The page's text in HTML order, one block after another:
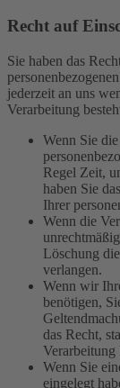
Recht auf
Sie haben das
jederzeit an uns
Verarbeitung
Wenn Sie
Regel Zeit,
haben Sie
Ihrer
Wenn die
Löschung
verlangen.
Wenn wir
benötigen,
das Recht,
Verarbeitung
Wenn Sie
eingelegt